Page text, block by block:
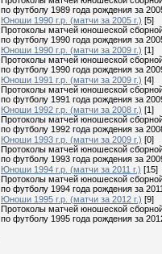
по футболу 1989 года рождения за
Юноши 1990 г.р. (матчи за 2005 г.) [5]
Протоколы матчей юношеской
по футболу 1990 года рождения за
Юноши 1990 г.р. (матчи за 2009 г.) [1]
Протоколы матчей юношеской
по футболу 1990 года рождения за
Юноши 1991 г.р. (матчи за 2009 г.) [4]
Протоколы матчей юношеской
по футболу 1991 года рождения за
Юноши 1992 г.р. (матчи за 2008 г.) [1]
Протоколы матчей юношеской
по футболу 1992 года рождения за
Юноши 1993 г.р. (матчи за 2009 г.) [0]
Протоколы матчей юношеской
по футболу 1993 года рождения за
Юноши 1994 г.р. (матчи за 2011 г.) [15]
Протоколы матчей юношеской
по футболу 1994 года рождения за
Юноши 1995 г.р. (матчи за 2012 г.) [9]
Протоколы матчей юношеской
по футболу 1995 года рождения за